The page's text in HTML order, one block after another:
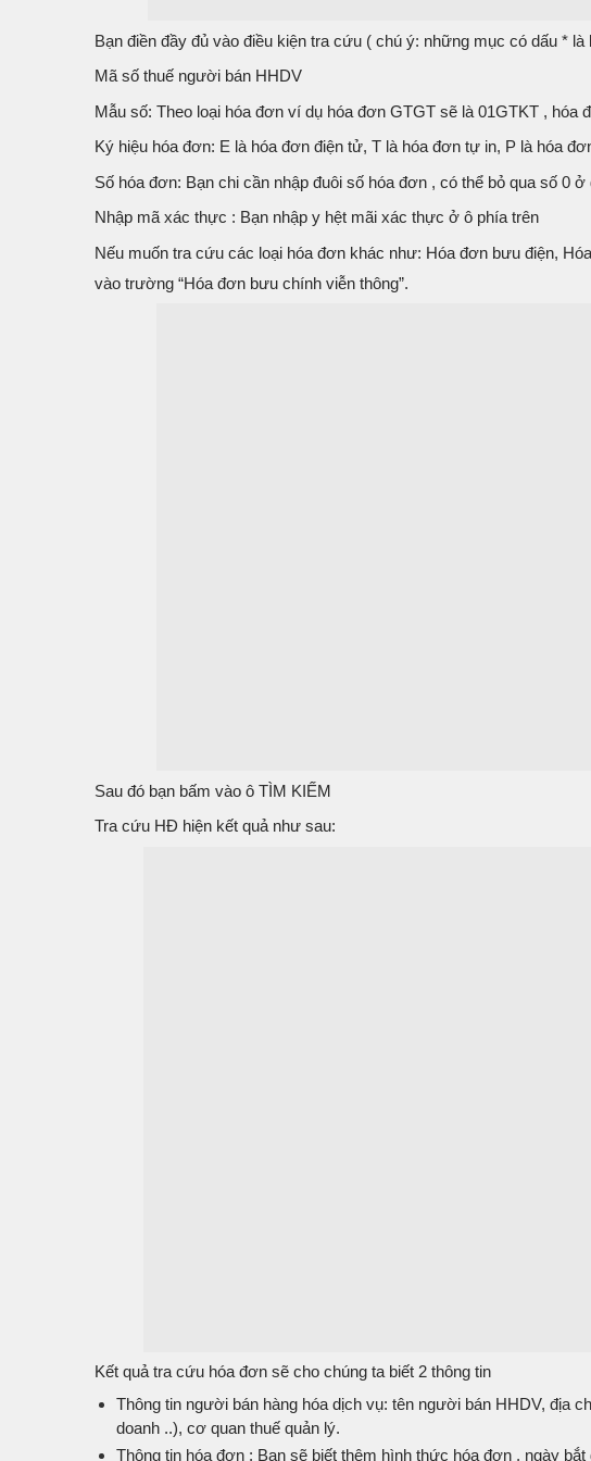
Bạn điền đầy đủ vào điều kiện tra cứu ( chú ý: những mục có dấu * là
Mã số thuế người bán HHDV
Mẫu số: Theo loại hóa đơn ví dụ hóa đơn GTGT sẽ là 01GTKT , hóa
Ký hiệu hóa đơn: E là hóa đơn điện tử, T là hóa đơn tự in, P là hóa
Số hóa đơn: Bạn chi cần nhập đuôi số hóa đơn , có thể bỏ qua số 0
Nhập mã xác thực : Bạn nhập y hệt mãi xác thực ở ô phía trên
Nếu muốn tra cứu các loại hóa đơn khác như: Hóa đơn bưu điện,
vào trường “Hóa đơn bưu chính viễn thông”.
Sau đó bạn bấm vào ô TÌM KIẾM
Tra cứu HĐ hiện kết quả như sau:
Kết quả tra cứu hóa đơn sẽ cho chúng ta biết 2 thông tin
Thông tin người bán hàng hóa dịch vụ: tên người bán HHDV, địa
doanh ..), cơ quan thuế quản lý.
Thông tin hóa đơn : Bạn sẽ biết thêm hình thức hóa đơn , ngày